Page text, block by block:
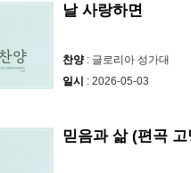
날 사랑하면
찬양: 글로리아 성가대
일시 : 2026-05-03
믿음과 삶 (편곡 고